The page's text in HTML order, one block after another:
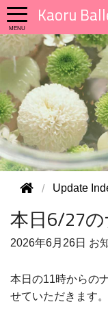
Kaoru
Update
本日6/27
2026年6月26日 お
本日の11時からの
せていただきます。